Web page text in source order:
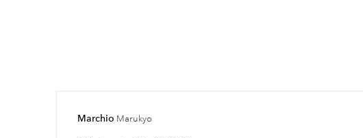
Marchio Marukyo